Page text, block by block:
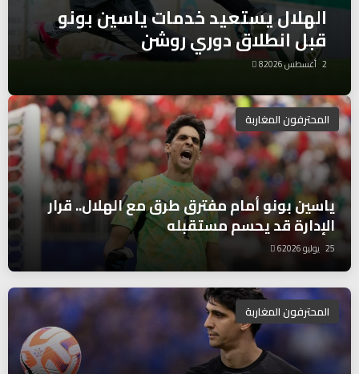
الهلال يستعيد خدمات ياسين بونو
قبل انطلاق دوري روشن
2 أغسطس 2026 8
المحترفون المغاربة
ياسين بونو أمام مفترق طرق مع الهلال.. قرار
الإدارة قد يحسم مستقبله
25 يوليو 2026 6
المحترفون المغاربة